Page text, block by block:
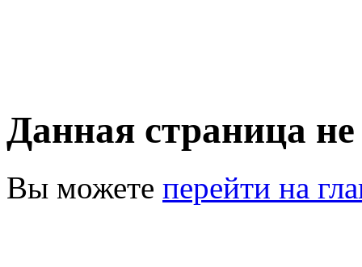
Данная страница
Вы можете перейти на